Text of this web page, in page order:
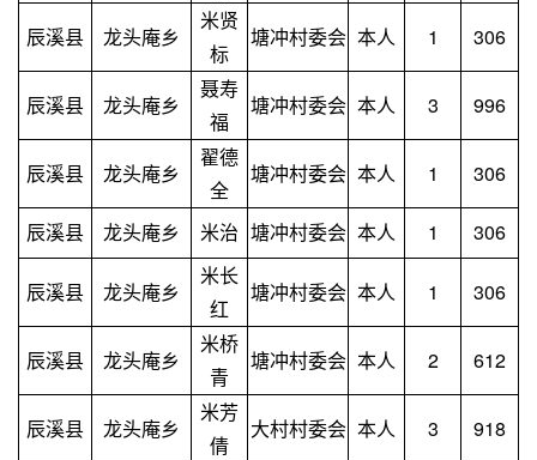
辰溪县 龙头庵乡
米贤
标
塘冲村委会 本人 1 306
辰溪县 龙头庵乡
聂寿
福
塘冲村委会 本人 3 996
辰溪县 龙头庵乡
翟德
全
塘冲村委会 本人 1 306
辰溪县 龙头庵乡 米治 塘冲村委会 本人 1 306
辰溪县 龙头庵乡
米长
红
塘冲村委会 本人 1 306
辰溪县 龙头庵乡
米桥
青
塘冲村委会 本人 2 612
辰溪县 龙头庵乡
米芳
倩
大村村委会 本人 3 918